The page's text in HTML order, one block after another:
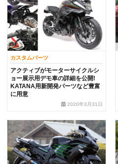
カスタムパーツ
アクティブがモーターサイクルシ
ョー展示用デモ車の詳細を公開!
KATANA用新開発パーツなど豊富
に用意
2020年3月31日